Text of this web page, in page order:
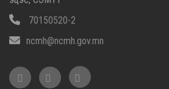
70150520-2
ncmh@ncmh.gov.mn